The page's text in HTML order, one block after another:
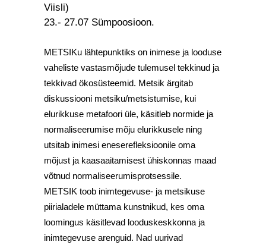
Viisli)
23.- 27.07 Sümpoosioon.
METSIKu lähtepunktiks on inimese ja looduse
vaheliste vastasmõjude tulemusel tekkinud ja
tekkivad ökosüsteemid. Metsik ärgitab
diskussiooni metsiku/metsistumise, kui
elurikkuse metafoori üle, käsitleb normide ja
normaliseerumise mõju elurikkusele ning
utsitab inimesi eneserefleksioonile oma
mõjust ja kaasaaitamisest ühiskonnas maad
võtnud normaliseerumisprotsessile.
METSIK toob inimtegevuse- ja metsikuse
piirialadele müttama kunstnikud, kes oma
loomingus käsitlevad looduskeskkonna ja
inimtegevuse arenguid. Nad uurivad